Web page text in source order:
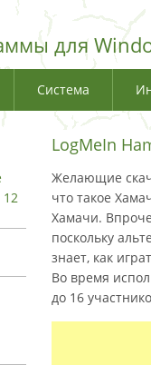
для
Система
LogMeIn
Желающие
что такое
Хамачи.
поскольку
знает, как
Во время
до 16